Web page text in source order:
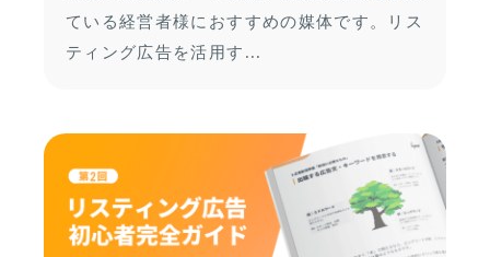
ている経営者様におすすめの媒体です。リス
ティング広告を活用す...